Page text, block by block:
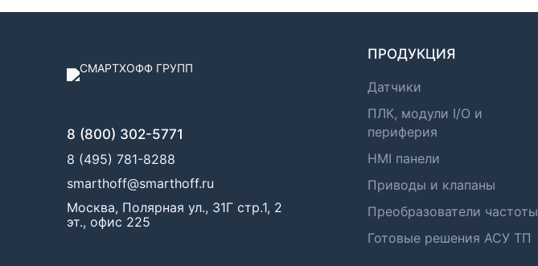
8 (800) 302-5771
8 (495) 781-8288
smarthoff@smarthoff.ru
Москва, Полярная ул., 31Г стр.1, 2
эт., офис 225
ПРОДУКЦИЯ
Датчики
ПЛК, модули I/O и
периферия
HMI панели
Приводы и клапаны
Преобразователи частоты
Готовые решения АСУ ТП